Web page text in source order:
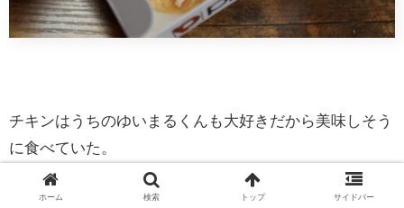
チキンはうちのゆいまるくんも大好きだから美味しそう
に食べていた。
さすがに犬用の手作りケーキも完食しているので、今日
ホーム 検索 トップ サイドバー